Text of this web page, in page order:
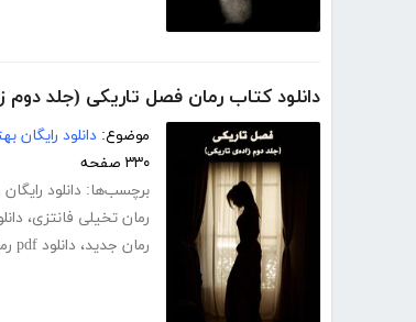
دانلود کتاب رمان فصل تاریکی (جلد دوم
موضوع: دانلود رایگان
۳۳۰ صفحه
برچسب‌ها: دانلود
رمان تخیلی فانتزی،
رمان جدید، دانلود pdf رمان